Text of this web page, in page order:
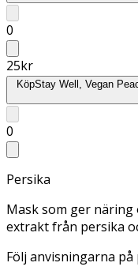
0
25kr
KöpStay Well, Vegan
0
Persika
Mask som ger näring
extrakt från persika
Följ anvisningarna